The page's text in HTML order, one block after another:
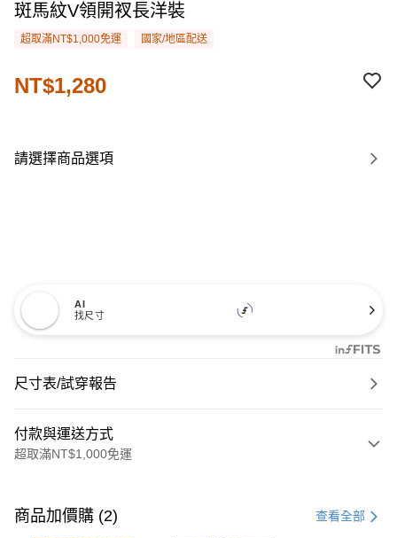
斑馬紋V領開衩長洋裝
超取滿NT$1,000免運 國家/地區配送
NT$1,280
請選擇商品選項
AI
找尺寸
尺寸表/試穿報告
付款與運送方式
超取滿NT$1,000免運
信用卡一次付款
商品加價購 (2) 查看全部